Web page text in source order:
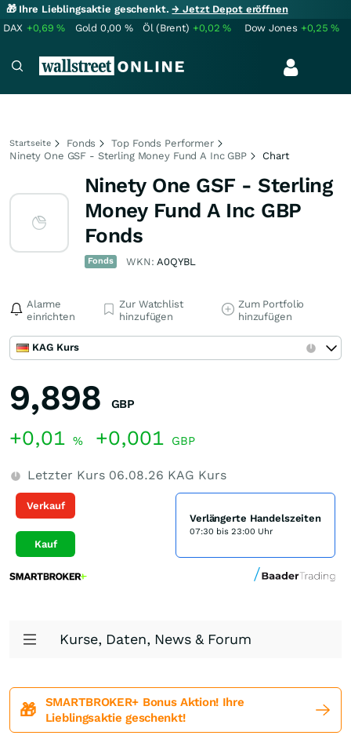
🎁 Ihre Lieblingsaktie geschenkt.→ Jetzt Depot eröffnen
DAX +0,69% Gold 0,00 % Öl (Brent) +0,02% Dow Jones +0,25%
Startseite Fonds
Top Fonds Performer
Ninety One GSF - Sterling Money Fund A Inc GBP
Chart
Ninety One GSF - Sterling
Money Fund A Inc GBP
Fonds
Fonds WKN:A0QYBL
Alarme
einrichten
Zur Watchlist
hinzufügen
Zum Portfolio
hinzufügen
KAG Kurs
9,898 GBP
+0,01 % +0,001 GBP
Letzter Kurs 06.08.26 KAG Kurs
Verkauf
Kauf
Verlängerte Handelszeiten
07:30 bis 23:00 Uhr
Kurse, Daten, News & Forum
🎁
SMARTBROKER+ Bonus Aktion! Ihre
Lieblingsaktie geschenkt!